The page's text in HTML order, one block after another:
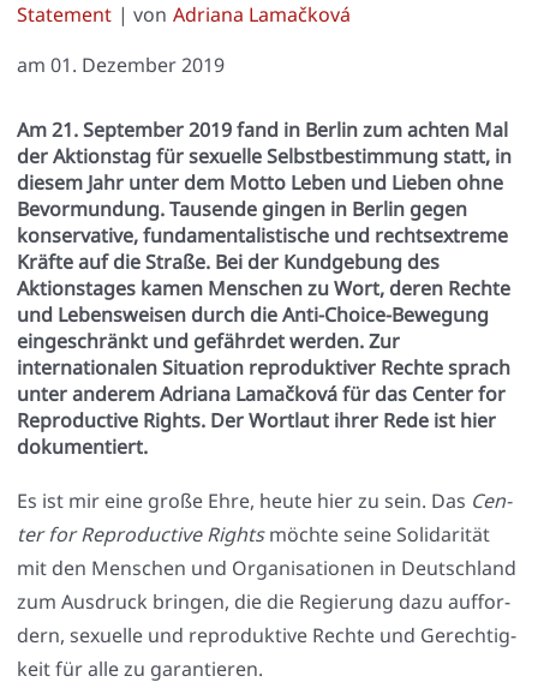
Statement | von Adriana Lamačková
am 01. Dezember 2019
Am 21. September 2019 fand in Berlin zum achten Mal
der Aktionstag für sexuelle Selbstbestimmung statt, in
diesem Jahr unter dem Motto Leben und Lieben ohne
Bevormundung. Tausende gingen in Berlin gegen
konservative, fundamentalistische und rechtsextreme
Kräfte auf die Straße. Bei der Kundgebung des
Aktionstages kamen Menschen zu Wort, deren Rechte
und Lebensweisen durch die Anti-Choice-Bewegung
eingeschränkt und gefährdet werden. Zur
internationalen Situation reproduktiver Rechte sprach
unter anderem Adriana Lamačková für das Center for
Reproductive Rights. Der Wortlaut ihrer Rede ist hier
dokumentiert.
Es ist mir eine gro­ße Ehre, heu­te hier zu sein. Das Cen­
ter for Repro­duc­ti­ve Rightsmöch­te sei­ne Soli­da­ri­tät
mit den Men­schen und Orga­ni­sa­tio­nen in Deutsch­land
zum Aus­druck brin­gen, die die Regie­rung dazu auf­for­
dern, sexu­el­le und repro­duk­ti­ve Rech­te und Gerech­tig­
keit für alle zu garan­tie­ren.